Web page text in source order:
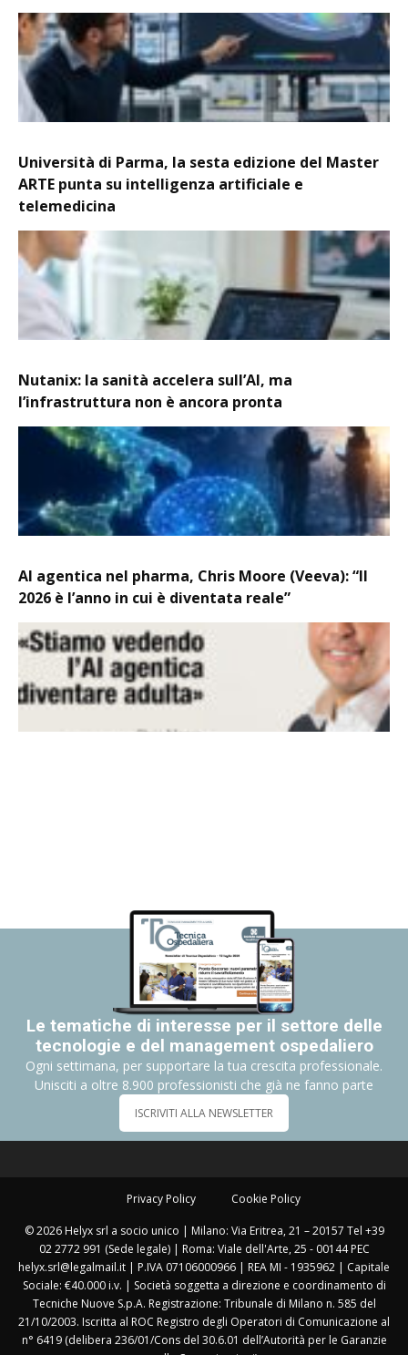
Università di Parma, la sesta edizione del Master
ARTE punta su intelligenza artificiale e
telemedicina
Nutanix: la sanità accelera sull’AI, ma
l’infrastruttura non è ancora pronta
AI agentica nel pharma, Chris Moore (Veeva): “Il
2026 è l’anno in cui è diventata reale”
Le tematiche di interesse per il settore delle
tecnologie e del management ospedaliero
Ogni settimana, per supportare la tua crescita professionale.
Unisciti a oltre 8.900 professionisti che già ne fanno parte
ISCRIVITI ALLA NEWSLETTER
Privacy Policy Cookie Policy
© 2026 Helyx srl a socio unico | Milano: Via Eritrea, 21 – 20157 Tel +39
02 2772 991 (Sede legale) | Roma: Viale dell'Arte, 25 - 00144 PEC
helyx.srl@legalmail.it | P.IVA 07106000966 | REA MI - 1935962 | Capitale
Sociale: €40.000 i.v. | Società soggetta a direzione e coordinamento di
Tecniche Nuove S.p.A. Registrazione: Tribunale di Milano n. 585 del
21/10/2003. Iscritta al ROC Registro degli Operatori di Comunicazione al
n° 6419 (delibera 236/01/Cons del 30.6.01 dell’Autorità per le Garanzie